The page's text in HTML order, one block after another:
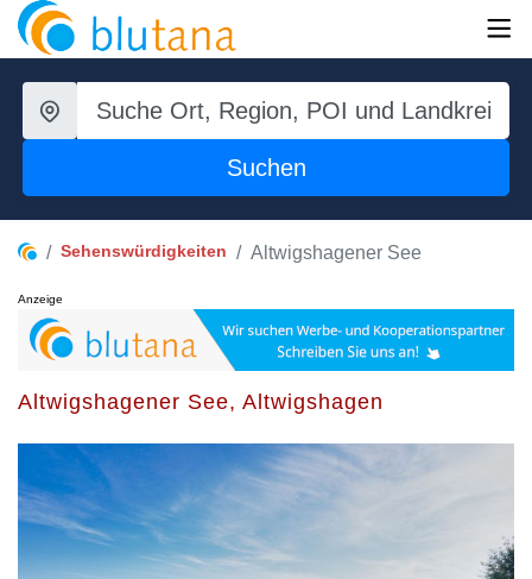
Suchen
Sehenswürdigkeiten Altwigshagener See
Anzeige
Altwigshagener See, Altwigshagen